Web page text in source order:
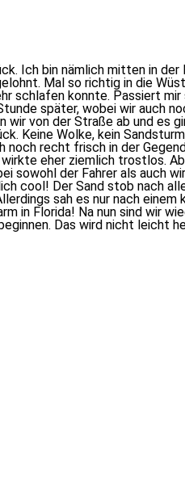
Ich bin nämlich mitten in
Mal so richtig in die
schlafen konnte. Passiert
später, wobei wir auch
von der Straße ab und es
Keine Wolke, kein
recht frisch in der
eher ziemlich trostlos.
der Fahrer als auch
cool! Der Sand stob nach
sah es nur nach
in Florida! Na nun sind wir
Das wird nicht leicht